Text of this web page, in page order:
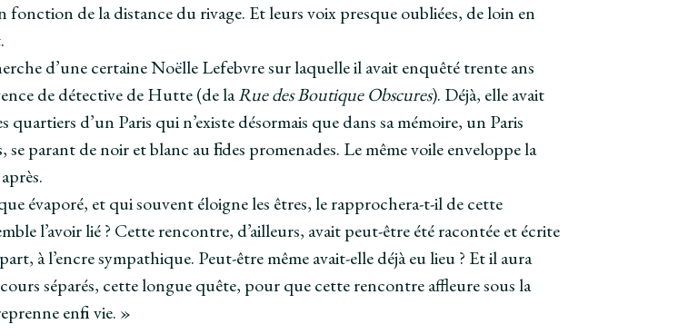
de la distance du rivage. Et leurs voix presque oubliées, de loin en
d’une certaine Noëlle Lefebvre sur laquelle il avait enquêté trente ans
de détective de Hutte (de laRue des Boutique Obscures). Déjà, elle avait
quartiers d’un Paris qui n’existe désormais que dans sa mémoire, un Paris
parant de noir et blanc au fil des promenades. Le même voile enveloppe la
évaporé, et qui souvent éloigne les êtres, le rapprochera-t-il de cette
l’avoir lié ? Cette rencontre, d’ailleurs, avait peut-être été racontée et écrite
à l’encre sympathique. Peut-être même avait-elle déjà eu lieu ? Et il aura
séparés, cette longue quête, pour que cette rencontre affleure sous la
enfin vie. »